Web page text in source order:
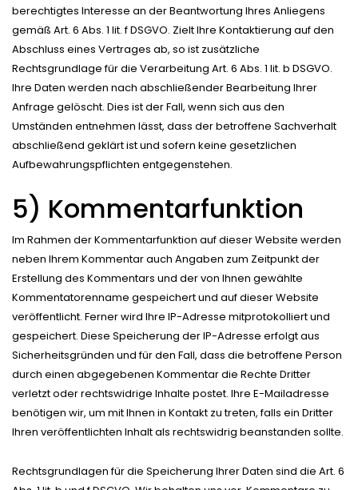
berechtigtes Interesse an der Beantwortung Ihres Anliegens
gemäß Art. 6 Abs. 1 lit. f DSGVO. Zielt Ihre Kontaktierung auf den
Abschluss eines Vertrages ab, so ist zusätzliche
Rechtsgrundlage für die Verarbeitung Art. 6 Abs. 1 lit. b DSGVO.
Ihre Daten werden nach abschließender Bearbeitung Ihrer
Anfrage gelöscht. Dies ist der Fall, wenn sich aus den
Umständen entnehmen lässt, dass der betroffene Sachverhalt
abschließend geklärt ist und sofern keine gesetzlichen
Aufbewahrungspflichten entgegenstehen.
5) Kommentarfunktion
Im Rahmen der Kommentarfunktion auf dieser Website werden
neben Ihrem Kommentar auch Angaben zum Zeitpunkt der
Erstellung des Kommentars und der von Ihnen gewählte
Kommentatorenname gespeichert und auf dieser Website
veröffentlicht. Ferner wird Ihre IP-Adresse mitprotokolliert und
gespeichert. Diese Speicherung der IP-Adresse erfolgt aus
Sicherheitsgründen und für den Fall, dass die betroffene Person
durch einen abgegebenen Kommentar die Rechte Dritter
verletzt oder rechtswidrige Inhalte postet. Ihre E-Mailadresse
benötigen wir, um mit Ihnen in Kontakt zu treten, falls ein Dritter
Ihren veröffentlichten Inhalt als rechtswidrig beanstanden sollte.
Rechtsgrundlagen für die Speicherung Ihrer Daten sind die Art. 6